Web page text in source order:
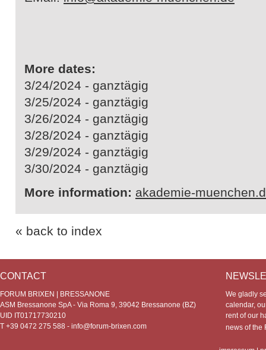
More dates:
3/24/2024 - ganztägig
3/25/2024 - ganztägig
3/26/2024 - ganztägig
3/28/2024 - ganztägig
3/29/2024 - ganztägig
3/30/2024 - ganztägig
More information: akademie-
« back to index
CONTACT
FORUM BRIXEN | BRESSANONE
ASM Bressanone SpA - Via Roma 9, 39042 Bressanone (BZ)
UID IT01717730210
T +39 0472 275 588 - info@forum-brixen.com
We gladly
calendar,
rent of our
news of